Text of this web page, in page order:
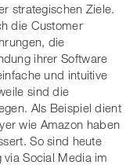
strategischen Ziele.
die Customer
die
ihrer Software
und intuitive
sind die
Als Beispiel dient
wie Amazon haben
So sind heute
Social Media im